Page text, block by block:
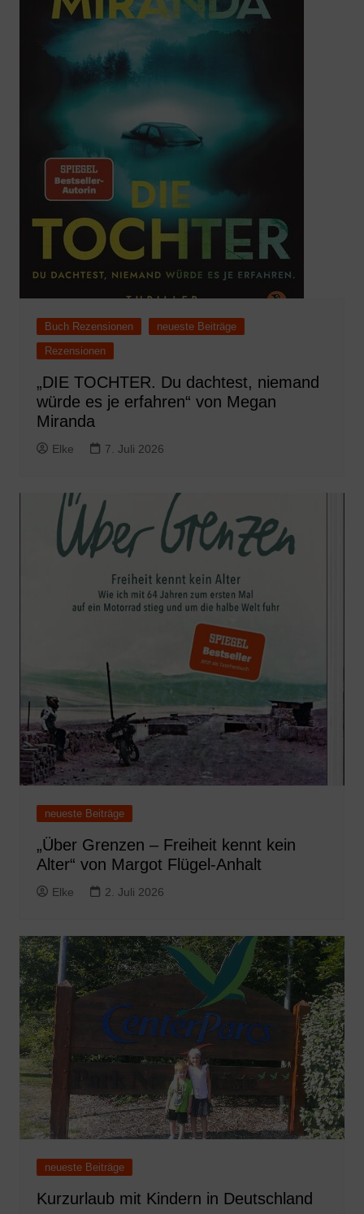
Buch Rezensionen
neueste Beiträge
Rezensionen
„DIE TOCHTER. Du dachtest, niemand
würde es je erfahren“ von Megan
Miranda
Elke 7. Juli 2026
neueste Beiträge
„Über Grenzen – Freiheit kennt kein
Alter“ von Margot Flügel-Anhalt
Elke 2. Juli 2026
neueste Beiträge
Kurzurlaub mit Kindern in Deutschland